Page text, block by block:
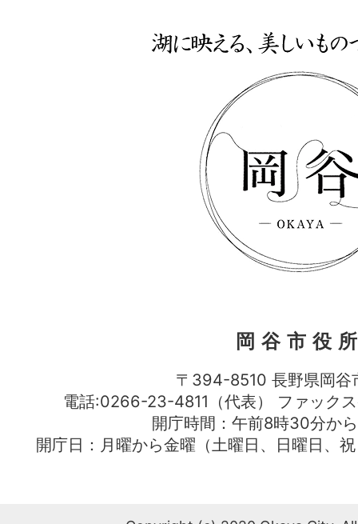
岡谷市役
〒394-8510 長野県岡谷
電話:0266-23-4811（代表） ファッ
開庁時間：午前8時30分か
開庁日：月曜から金曜（土曜日、日曜日、